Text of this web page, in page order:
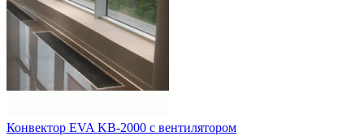
Конвектор EVA KB-2000 с вентилятором